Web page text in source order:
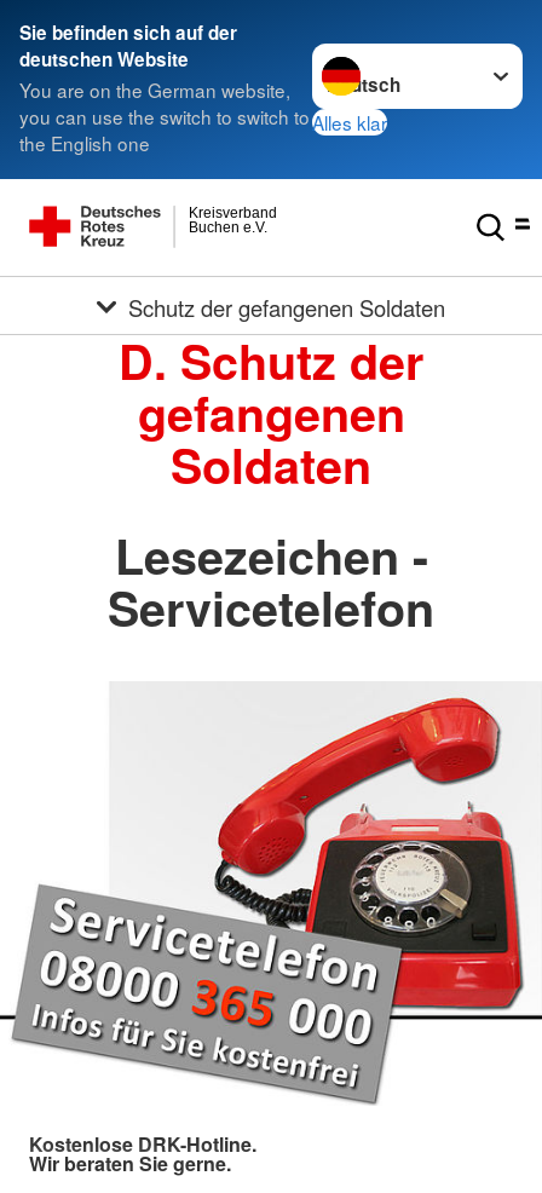
Sie befinden sich auf der
deutschen Website
You are on the German website,
you can use the switch to switch to
the English one
Sprache wechseln zu
Alles klar
Buchen e.V.
Kreisverband
Schutz der gefangenen Soldaten
D. Schutz der
gefangenen
Soldaten
Lesezeichen -
Servicetelefon
Kostenlose DRK-Hotline.
Wir beraten Sie gerne.